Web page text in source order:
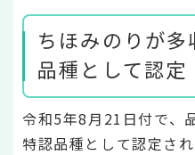
ちほみのりが
品種として認定
令和5年8月21日付で、
特認品種として認定さ